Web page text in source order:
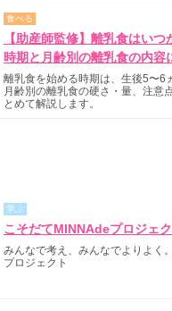
食べる
【助産師監修】離乳食はい
時期と月齢別の離乳食の内容
離乳食を始める時期は、生後5〜6
月齢別の離乳食の硬さ・量、注意
とめて解説します。
学ぶ
こそだてMINNAdeプロジェク
みんなで考え、みんなでよりよく
プロジェクト